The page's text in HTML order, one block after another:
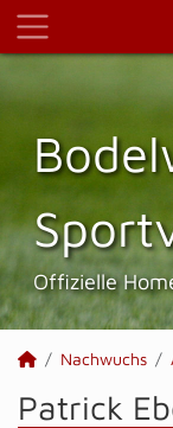
Offizielle
Nachwuchs
Patrick